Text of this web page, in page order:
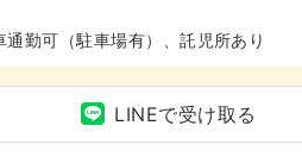
勤可（駐車場有）、託児所あり
LINEで受け取る